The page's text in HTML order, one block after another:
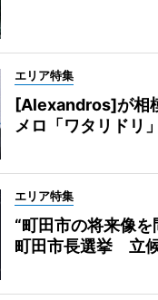
エリア特集
[Alexandros]が相
メロ「ワタリドリ
エリア特集
“町田市の将来像を
町田市長選挙 立